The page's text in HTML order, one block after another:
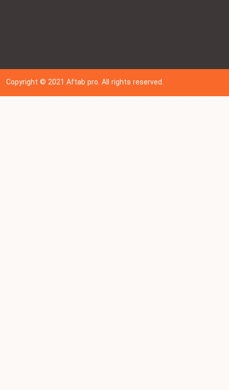
Copyright © 202 1Aftab pro. All rights reserved.